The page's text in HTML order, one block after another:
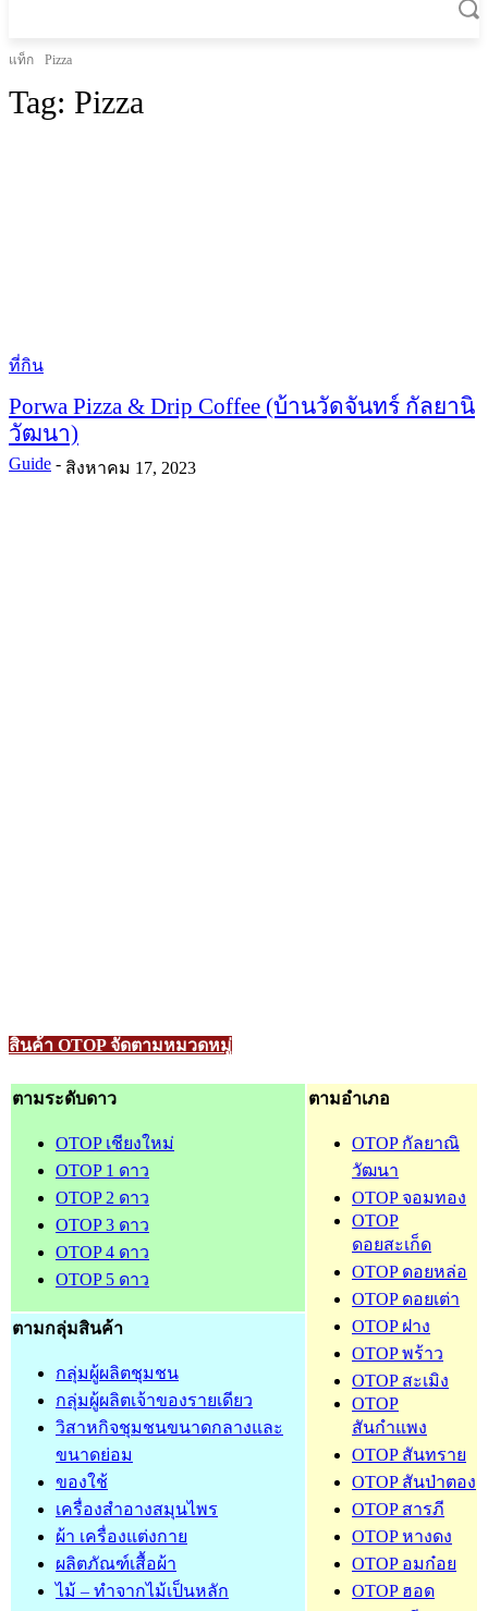
แท็ก Pizza
Tag: Pizza
ที่กิน
Porwa Pizza & Drip Coffee (บ้านวัดจันทร์ กัลยานิ
วัฒนา)
Guide - สิงหาคม 17, 2023
สินค้า OTOP จัดตามหมวดหมู่
ตามระดับดาว
OTOP เชียงใหม่
OTOP 1 ดาว
OTOP 2 ดาว
OTOP 3 ดาว
OTOP 4 ดาว
OTOP 5 ดาว
ตามอำเภอ
OTOP กัลยาณิ
วัฒนา
OTOP จอมทอง
OTOP
ดอยสะเก็ด
OTOP ดอยหล่อ
OTOP ดอยเต่า
OTOP ฝาง
OTOP พร้าว
OTOP สะเมิง
OTOP
สันกำแพง
OTOP สันทราย
OTOP สันป่าตอง
OTOP สารภี
OTOP หางดง
OTOP อมก๋อย
OTOP ฮอด
ตามกลุ่มสินค้า
กลุ่มผู้ผลิตชุมชน
กลุ่มผู้ผลิตเจ้าของรายเดียว
วิสาหกิจชุมชนขนาดกลางและ
ขนาดย่อม
ของใช้
เครื่องสำอางสมุนไพร
ผ้า เครื่องแต่งกาย
ผลิตภัณฑ์เสื้อผ้า
ไม้ – ทำจากไม้เป็นหลัก